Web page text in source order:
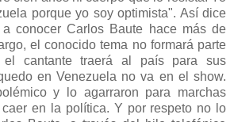
porque yo soy optimista". Así dice
conocer Carlos Baute hace más de
el conocido tema no formará parte
el cantante traerá al país para sus
en Venezuela no va en el show.
y lo agarraron para marchas
en la política. Y por respeto no lo